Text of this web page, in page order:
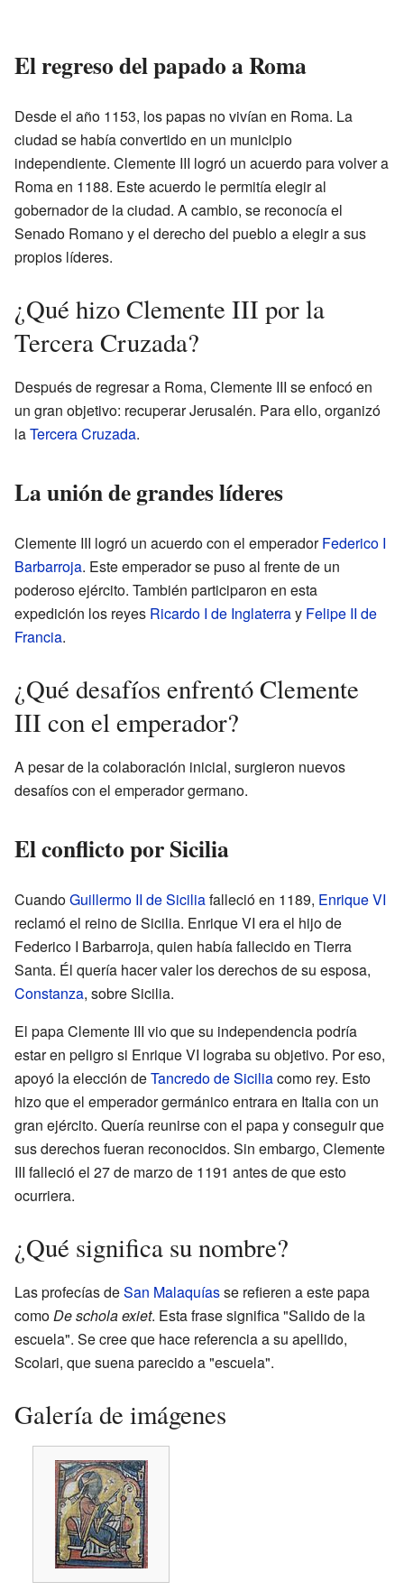
El regreso del papado a Roma
Desde el año 1153, los papas no vivían en Roma. La
ciudad se había convertido en un municipio
independiente. Clemente III logró un acuerdo para volver a
Roma en 1188. Este acuerdo le permitía elegir al
gobernador de la ciudad. A cambio, se reconocía el
Senado Romano y el derecho del pueblo a elegir a sus
propios líderes.
¿Qué hizo Clemente III por la
Tercera Cruzada?
Después de regresar a Roma, Clemente III se enfocó en
un gran objetivo: recuperar Jerusalén. Para ello, organizó
laTercera Cruzada.
La unión de grandes líderes
Clemente III logró un acuerdo con el emperadorFederico I
Barbarroja. Este emperador se puso al frente de un
poderoso ejército. También participaron en esta
expedición los reyes Ricardo I de Inglaterray Felipe II de
Francia.
¿Qué desafíos enfrentó Clemente
III con el emperador?
A pesar de la colaboración inicial, surgieron nuevos
desafíos con el emperador germano.
El conflicto por Sicilia
CuandoGuillermo II de Siciliafalleció en 1189, Enrique VI
reclamó el reino de Sicilia. Enrique VI era el hijo de
Federico I Barbarroja, quien había fallecido en Tierra
Santa. Él quería hacer valer los derechos de su esposa,
Constanza, sobre Sicilia.
El papa Clemente III vio que su independencia podría
estar en peligro si Enrique VI lograba su objetivo. Por eso,
apoyó la elección deTancredo de Siciliacomo rey. Esto
hizo que el emperador germánico entrara en Italia con un
gran ejército. Quería reunirse con el papa y conseguir que
sus derechos fueran reconocidos. Sin embargo, Clemente
III falleció el 27 de marzo de 1191 antes de que esto
ocurriera.
¿Qué significa su nombre?
Las profecías deSan Malaquíasse refieren a este papa
comoDe schola exiet. Esta frase significa "Salido de la
escuela". Se cree que hace referencia a su apellido,
Scolari, que suena parecido a "escuela".
Galería de imágenes